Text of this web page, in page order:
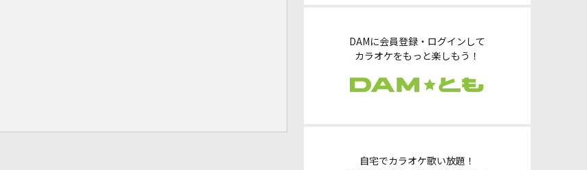
DAMに会員登録・ログインして
カラオケをもっと楽しもう！
自宅でカラオケ歌い放題！